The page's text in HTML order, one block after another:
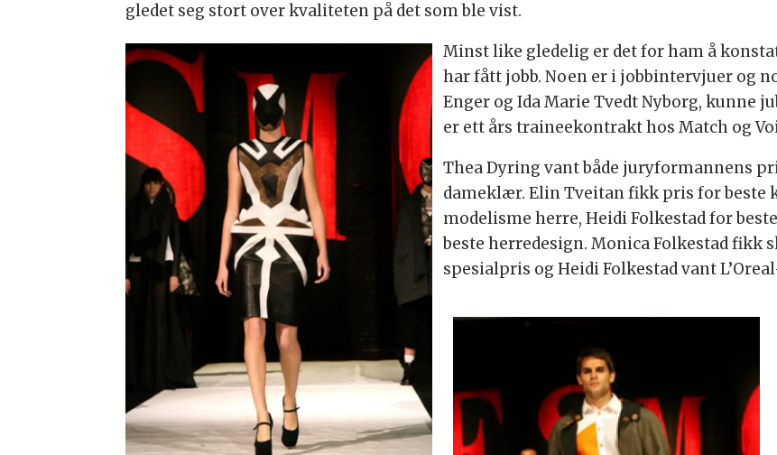
gledet seg stort over kvaliteten på det som ble vist.
Minst like gledelig er det for ham å
har fått jobb. Noen er i jobbintervjuer og
Enger og Ida Marie Tvedt Nyborg, kunne
er ett års traineekontrakt hos Match og
Thea Dyring vant både juryformannens
dameklær. Elin Tveitan fikk pris for beste
modelisme herre, Heidi Folkestad for
beste herredesign. Monica Folkestad fikk
spesialpris og Heidi Folkestad vant